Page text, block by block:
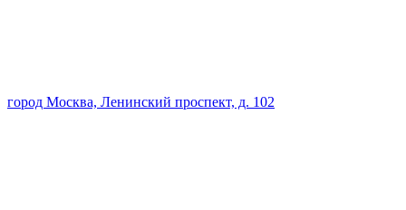
город Москва, Ленинский проспект, д. 102